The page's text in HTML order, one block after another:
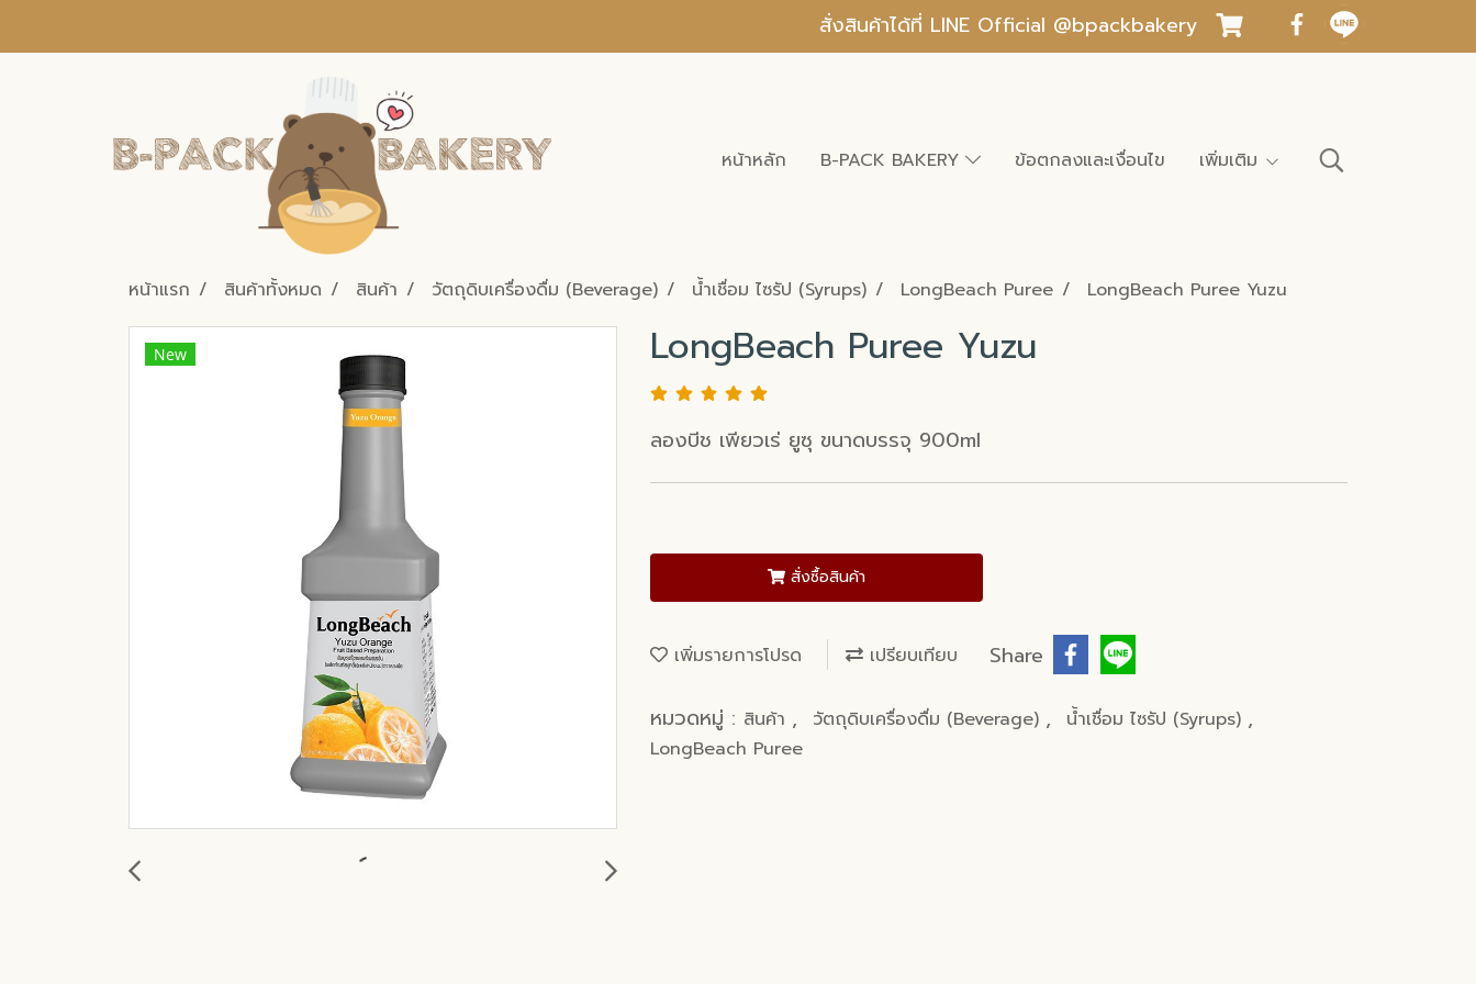
สั่งสินค้าได้ที่ LINE Official @bpackbakery
หน้าหลัก B-PACK BAKERY ข้อตกลงและเงื่อนไข เพิ่มเติม
หน้าแรก สินค้าทั้งหมด สินค้า วัตถุดิบเครื่องดื่ม (Beverage) น้ำเชื่อม ไซรัป (Syrups) LongBeach Puree LongBeach Puree Yuzu
New LongBeach Puree Yuzu
ลองบีช เพียวเร่ ยูซุ ขนาดบรรจุ 900ml
สั่งซื้อสินค้า
เพิ่มรายการโปรด เปรียบเทียบ Share
หมวดหมู่ : สินค้า , วัตถุดิบเครื่องดื่ม (Beverage) , น้ำเชื่อม ไซรัป (Syrups) ,
LongBeach Puree